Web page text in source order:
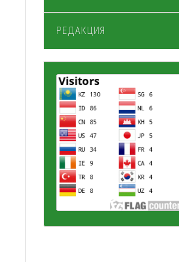
РЕДАКЦИЯ